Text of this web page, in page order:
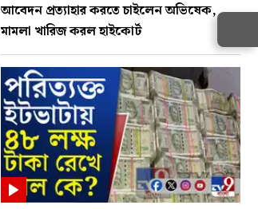
আবেদন প্রত্যাহার করতে চাইলেন অভিষেক,
মামলা খারিজ করল হাইকোর্ট